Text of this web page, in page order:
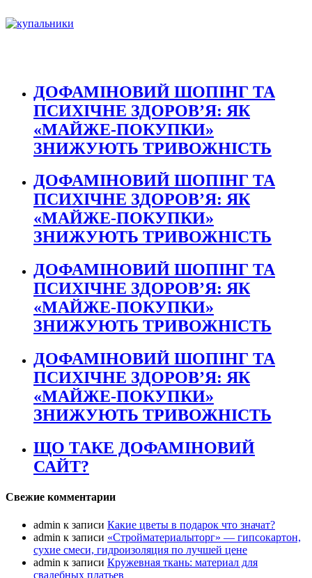
ДОФАМІНОВИЙ ШОПІНГ ТА
ПСИХІЧНЕ ЗДОРОВ’Я: ЯК
«МАЙЖЕ-ПОКУПКИ»
ЗНИЖУЮТЬ ТРИВОЖНІСТЬ
ДОФАМІНОВИЙ ШОПІНГ ТА
ПСИХІЧНЕ ЗДОРОВ’Я: ЯК
«МАЙЖЕ-ПОКУПКИ»
ЗНИЖУЮТЬ ТРИВОЖНІСТЬ
ДОФАМІНОВИЙ ШОПІНГ ТА
ПСИХІЧНЕ ЗДОРОВ’Я: ЯК
«МАЙЖЕ-ПОКУПКИ»
ЗНИЖУЮТЬ ТРИВОЖНІСТЬ
ДОФАМІНОВИЙ ШОПІНГ ТА
ПСИХІЧНЕ ЗДОРОВ’Я: ЯК
«МАЙЖЕ-ПОКУПКИ»
ЗНИЖУЮТЬ ТРИВОЖНІСТЬ
ЩО ТАКЕ ДОФАМІНОВИЙ
САЙТ?
Свежие комментарии
admin к записи Какие цветы в подарок что значат?
admin к записи «Стройматериалыторг» — гипсокартон,
сухие смеси, гидроизоляция по лучшей цене
admin к записи Кружевная ткань: материал для
свадебных платьев